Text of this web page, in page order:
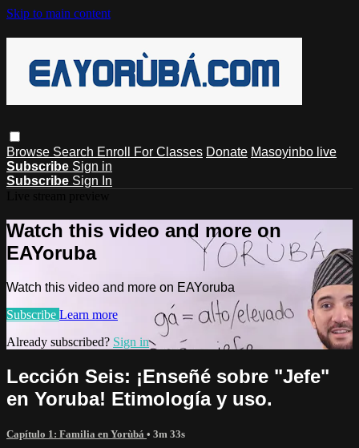
Skip to main content
Browse Search Enroll For Classes Donate Masoyinbo live
Subscribe Sign in
Subscribe Sign In
Watch this video and more on
EAYoruba
Watch this video and more on EAYoruba
Subscribe Learn more
Already subscribed? Sign in
Lección Seis: ¡Enseñé sobre "Jefe"
en Yoruba! Etimología y uso.
Capítulo 1: Familia en Yorùbá • 3m 33s